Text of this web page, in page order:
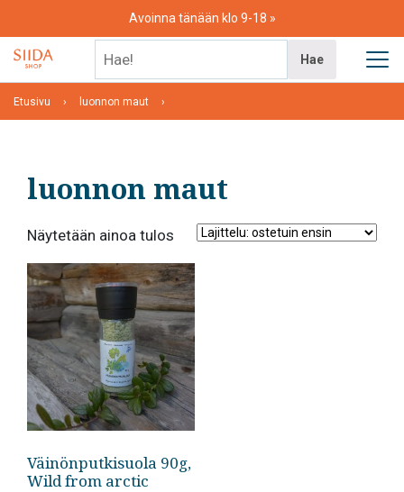
content
Avoinna tänään klo 9-18
Hae
Etusivu luonnon maut
luonnon maut
Näytetään ainoa tulos
Väinönputkisuola 90g,
Wild from arctic